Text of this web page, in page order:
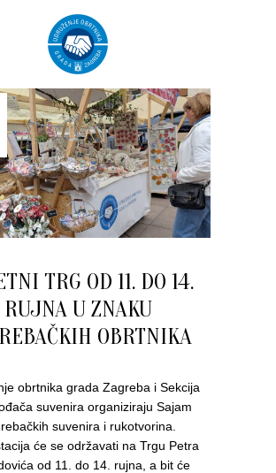
TRG OD 11. DO 14.
RUJNA U ZNAKU
OBRTNIKA
obrtnika grada Zagreba i Sekcija
suvenira organiziraju Sajam
suvenira i rukotvorina.
će se održavati na Trgu Petra
od 11. do 14. rujna, a bit će